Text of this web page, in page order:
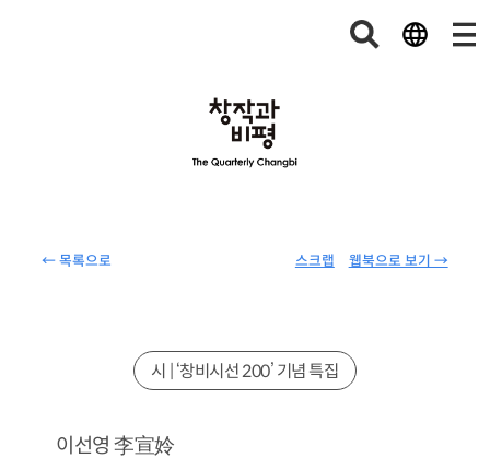
← 목록으로 웹북으로 보기 →
스크랩
시 | ‘창비시선 200’ 기념 특집
이선영 李宣姈